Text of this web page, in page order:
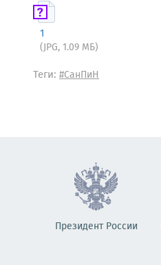
1
(JPG, 1.09 МБ)
Теги: #СанПиН
Президент России